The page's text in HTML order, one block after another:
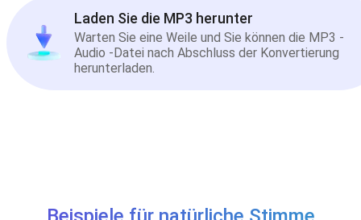
Laden Sie die MP3 herunter
Warten Sie eine Weile und Sie können die MP3 -
Audio -Datei nach Abschluss der Konvertierung
herunterladen.